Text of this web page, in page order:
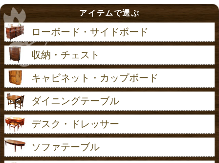
アイテムで選ぶ
ローボード・サイドボード
収納・チェスト
キャビネット・カップボード
ダイニングテーブル
デスク・ドレッサー
ソファテーブル